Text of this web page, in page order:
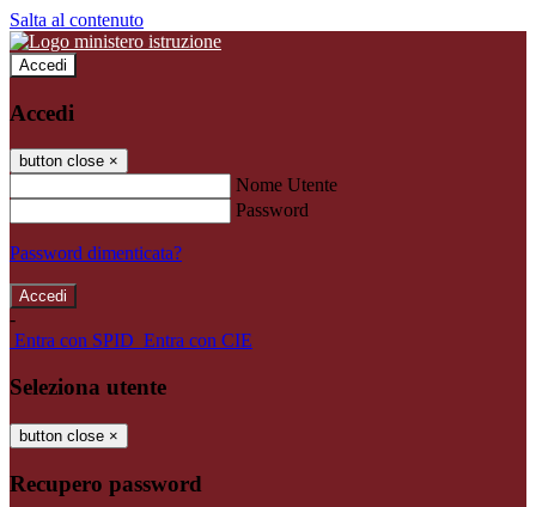
Salta al contenuto
Accedi
Accedi
button close ×
Nome Utente
Password
Password dimenticata?
-
Entra con SPID Entra con CIE
Seleziona utente
button close ×
Recupero password